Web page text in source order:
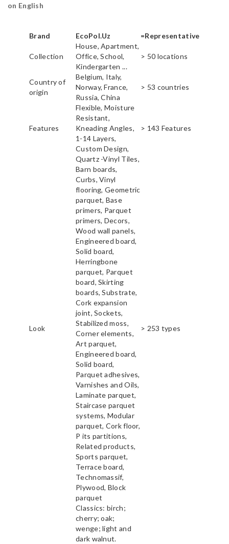
on English
Brand EcoPol.Uz =Representative
Collection
House, Apartment,
Office, School,
Kindergarten ...
> 50 locations
Country of
origin
Belgium, Italy,
Norway, France,
Russia, China
> 53 countries
Features
Flexible, Moisture
Resistant,
Kneading Angles,
1-14 Layers,
Custom Design,
> 143 Features
Look
Quartz -Vinyl Tiles,
Barn boards,
Curbs, Vinyl
flooring, Geometric
parquet, Base
primers, Parquet
primers, Decors,
Wood wall panels,
Engineered board,
Solid board,
Herringbone
parquet, Parquet
board, Skirting
boards, Substrate,
Cork expansion
joint, Sockets,
Stabilized moss,
Corner elements,
Art parquet,
Engineered board,
Solid board,
Parquet adhesives,
Varnishes and Oils,
Laminate parquet,
Staircase parquet
systems, Modular
parquet, Cork floor,
P its partitions,
Related products,
Sports parquet,
Terrace board,
Technomassif,
Plywood, Block
parquet
> 253 types
Classics: birch;
cherry; oak;
wenge; light and
dark walnut.